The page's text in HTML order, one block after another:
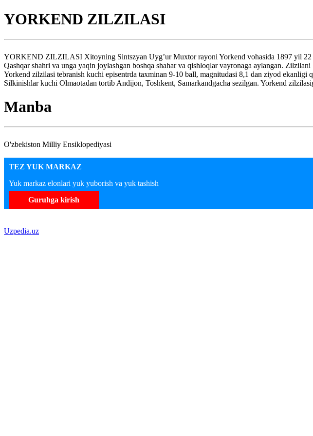
YORKEND ZILZILASI
YORKEND ZILZILASI Xitoyning Sintszyan Uyg’ur Muxtor rayoni Yorkend vohasida 1897 yil 22
Qashqar shahri va unga yaqin joylashgan boshqa shahar va qishloqlar vayronaga aylangan.
Yorkend zilzilasi tebranish kuchi episentrda taxminan 9-10 ball, magnitudasi 8,1 dan ziyod
Silkinishlar kuchi Olmaotadan tortib Andijon, Toshkent, Samarkandgacha sezilgan. Yorkend
Manba
O'zbekiston Milliy Ensiklopediyasi
TEZ YUK MARKAZ
Yuk markaz elonlari yuk yuborish va yuk tashish
Guruhga kirish
Uzpedia.uz